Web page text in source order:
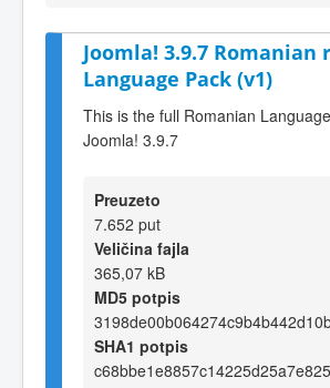
Joomla! 3.9.7 Romanian
Language Pack (v1)
This is the full Romanian
Joomla! 3.9.7
Preuzeto
7.652 put
Veličina fajla
365,07 kB
MD5 potpis
SHA1 potpis